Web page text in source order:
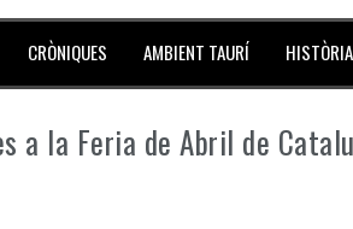
Coliseo Balear
CRÒNIQUES AMBIENT TAURÍ HISTÒRIA
a la Feria de Abril de